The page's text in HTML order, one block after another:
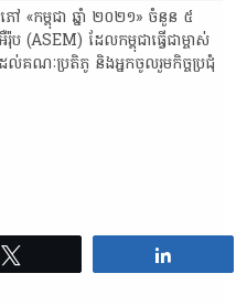
«​កម្ពុជា ឆ្នាំ​ ២០២១» ​ចំនួន​ ៥
(ASEM) ដែល​កម្ពុជា​ធ្វើជា​ម្ចាស់
ដល់​គណៈប្រតិភូ និង​អ្នកចូលរួម​កិច្ចប្រជុំ​